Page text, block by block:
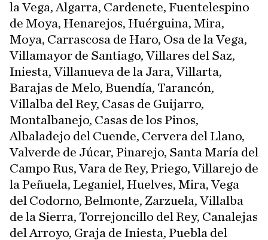
la Vega, Algarra, Cardenete, Fuentelespino
de Moya, Henarejos, Huérguina, Mira,
Moya, Carrascosa de Haro, Osa de la Vega,
Villamayor de Santiago, Villares del Saz,
Iniesta, Villanueva de la Jara, Villarta,
Barajas de Melo, Buendía, Tarancón,
Villalba del Rey, Casas de Guijarro,
Montalbanejo, Casas de los Pinos,
Albaladejo del Cuende, Cervera del Llano,
Valverde de Júcar, Pinarejo, Santa María del
Campo Rus, Vara de Rey, Priego, Villarejo de
la Peñuela, Leganiel, Huelves, Mira, Vega
del Codorno, Belmonte, Zarzuela, Villalba
de la Sierra, Torrejoncillo del Rey, Canalejas
del Arroyo, Graja de Iniesta, Puebla del